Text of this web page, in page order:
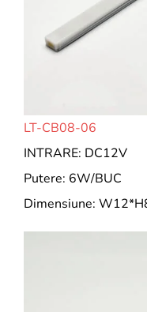
LT-CB08-06
INTRARE: DC12V
Putere: 6W/BUC
Dimensiune: